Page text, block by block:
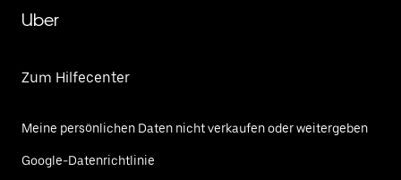
Uber
Zum Hilfecenter
Meine persönlichen Daten nicht verkaufen oder weitergeben
Google-Datenrichtlinie